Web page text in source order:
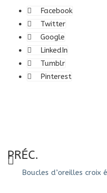
Facebook
Twitter
Google
LinkedIn
Tumblr
Pinterest
PRÉC.
Boucles d’oreilles croix